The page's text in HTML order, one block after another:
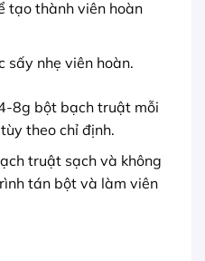
tạo thành viên hoàn
sấy nhẹ viên hoàn.
8g bột bạch truật mỗi
theo chỉ định.
truật sạch và không
tán bột và làm viên